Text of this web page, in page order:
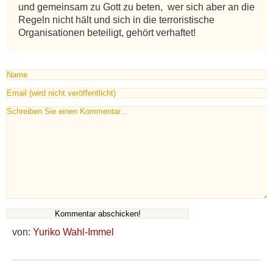
und gemeinsam zu Gott zu beten,  wer sich aber an die
Regeln nicht hält und sich in die terroristische
Organisationen beteiligt, gehört verhaftet!
von: Yuriko Wahl-Immel